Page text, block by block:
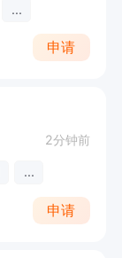
...
申请
2分钟前
...
申请